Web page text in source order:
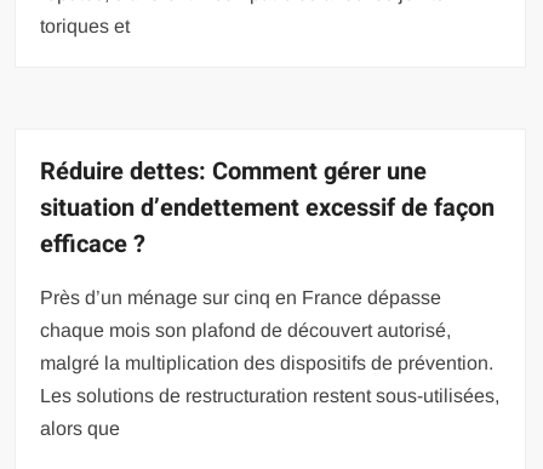
toriques et
Réduire dettes: Comment gérer une
situation d’endettement excessif de façon
efficace ?
Près d’un ménage sur cinq en France dépasse
chaque mois son plafond de découvert autorisé,
malgré la multiplication des dispositifs de prévention.
Les solutions de restructuration restent sous-utilisées,
alors que